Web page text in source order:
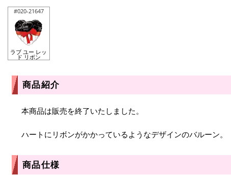
#020-21647
ラブ ユー レッ
ド リボン
商品紹介
本商品は販売を終了いたしました。
ハートにリボンがかかっているようなデザインのバルーン。
商品仕様